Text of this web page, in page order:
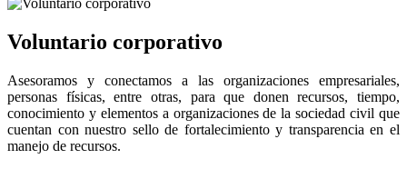
Voluntario corporativo
Asesoramos y conectamos a las organizaciones empresariales,
personas físicas, entre otras, para que donen recursos, tiempo,
conocimiento y elementos a organizaciones de la sociedad civil que
cuentan con nuestro sello de fortalecimiento y transparencia en el
manejo de recursos.